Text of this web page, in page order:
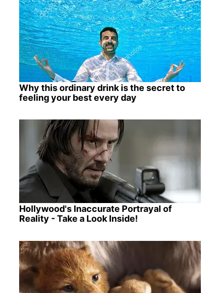
Why this ordinary drink is the secret to
feeling your best every day
Hollywood's Inaccurate Portrayal of
Reality - Take a Look Inside!